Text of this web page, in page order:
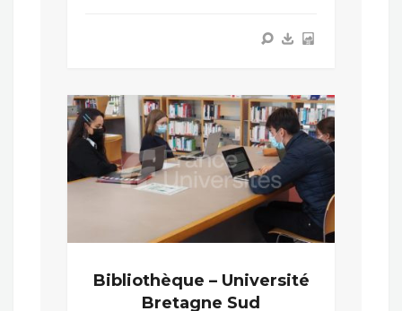
Bibliothèque – Université
Bretagne Sud